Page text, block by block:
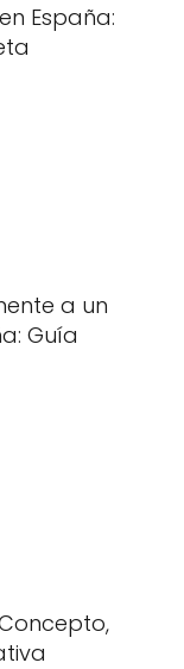
España:
a un
Guía